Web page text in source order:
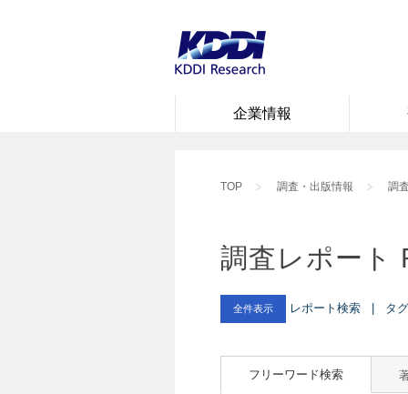
企業情報
TOP 調査・出版情報 調
調査レポート
全件表示 レポート検索 | タグ
フリーワード検索